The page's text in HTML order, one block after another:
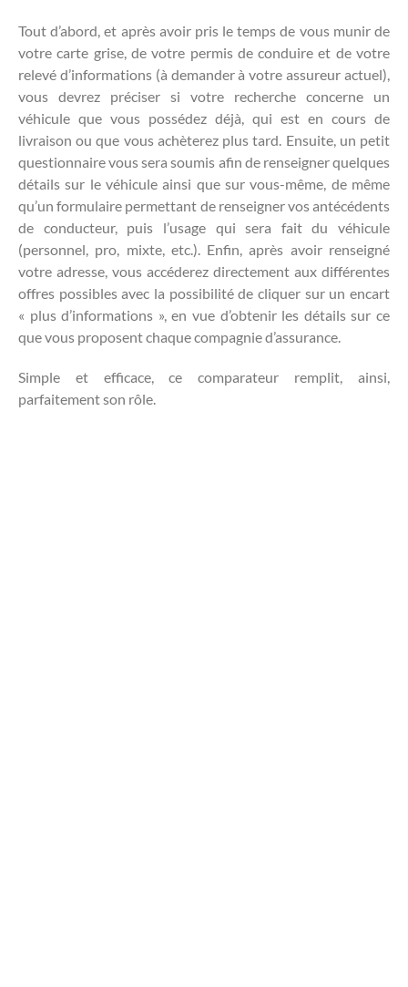
Tout d’abord, et après avoir pris le temps de vous munir de
votre carte grise, de votre permis de conduire et de votre
relevé d’informations (à demander à votre assureur actuel),
vous devrez préciser si votre recherche concerne un
véhicule que vous possédez déjà, qui est en cours de
livraison ou que vous achèterez plus tard. Ensuite, un petit
questionnaire vous sera soumis afin de renseigner quelques
détails sur le véhicule ainsi que sur vous-même, de même
qu’un formulaire permettant de renseigner vos antécédents
de conducteur, puis l’usage qui sera fait du véhicule
(personnel, pro, mixte, etc.). Enfin, après avoir renseigné
votre adresse, vous accéderez directement aux différentes
offres possibles avec la possibilité de cliquer sur un encart
« plus d’informations », en vue d’obtenir les détails sur ce
que vous proposent chaque compagnie d’assurance.
Simple et efficace, ce comparateur remplit, ainsi,
parfaitement son rôle.